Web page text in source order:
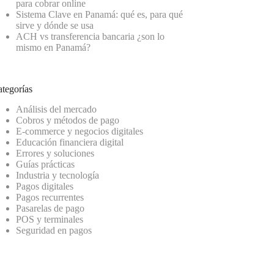
para cobrar online
Sistema Clave en Panamá: qué es, para qué
sirve y dónde se usa
ACH vs transferencia bancaria ¿son lo
mismo en Panamá?
Análisis del mercado
Cobros y métodos de pago
E-commerce y negocios digitales
Educación financiera digital
Errores y soluciones
Guías prácticas
Industria y tecnología
Pagos digitales
Pagos recurrentes
Pasarelas de pago
POS y terminales
Seguridad en pagos